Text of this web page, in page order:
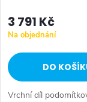
3 791 Kč
Na objednání
DO
Vrchní díl